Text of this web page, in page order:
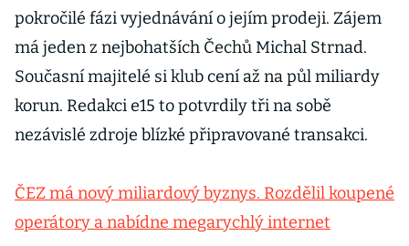
pokročilé fázi vyjednávání o jejím prodeji. Zájem
má jeden z nejbohatších Čechů Michal Strnad.
Současní majitelé si klub cení až na půl miliardy
korun. Redakci e15 to potvrdily tři na sobě
nezávislé zdroje blízké připravované transakci.
ČEZ má nový miliardový byznys. Rozdělil koupené
operátory a nabídne megarychlý internet